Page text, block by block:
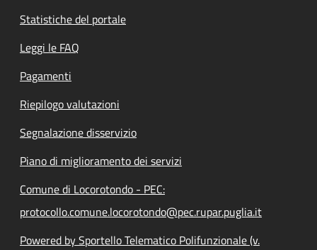
Statistiche del portale
Leggi le FAQ
Pagamenti
Riepilogo valutazioni
Segnalazione disservizio
Piano di miglioramento dei servizi
Comune di Locorotondo - PEC:
protocollo.comune.locorotondo@pec.rupar.puglia.it
Powered by Sportello Telematico Polifunzionale (v.